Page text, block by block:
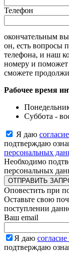
Телефон
окончательным
он, есть вопросы
телефона, и наш
номеру и поможет
сможете
Рабочее время
Суббота -
Я даю
подтверждаю
персональных
Необходимо
персональных
ОТПРАВИТЬ
Оповестить при
Оставьте свою
поступлении
Ваш email
Я даю
подтверждаю